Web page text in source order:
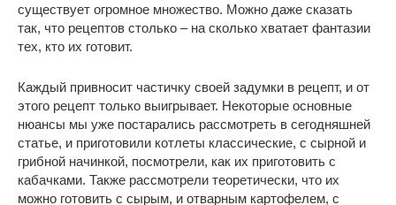
существует огромное множество. Можно даже сказать
так, что рецептов столько – на сколько хватает фантазии
тех, кто их готовит.
Каждый привносит частичку своей задумки в рецепт, и от
этого рецепт только выигрывает. Некоторые основные
нюансы мы уже постарались рассмотреть в сегодняшней
статье, и приготовили котлеты классические, с сырной и
грибной начинкой, посмотрели, как их приготовить с
кабачками. Также рассмотрели теоретически, что их
можно готовить с сырым, и отварным картофелем, с